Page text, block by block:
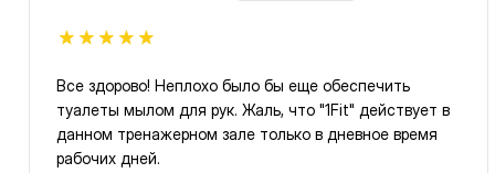
Все здорово! Неплохо было бы еще обеспечить
туалеты мылом для рук. Жаль, что "1Fit" действует в
данном тренажерном зале только в дневное время
рабочих дней.